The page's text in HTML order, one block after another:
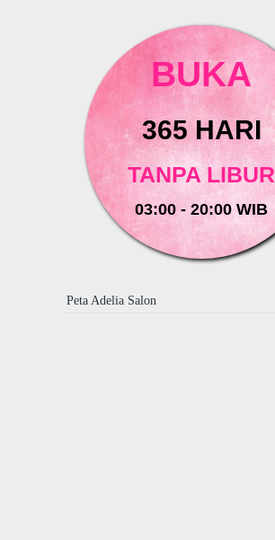
BUKA
365 HARI
TANPA LIBUR
03:00 - 20:00 WIB
Peta Adelia Salon